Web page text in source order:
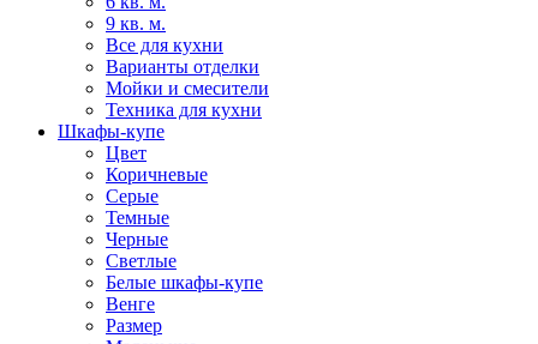
9 кв. м.
Все для кухни
Варианты отделки
Мойки и смесители
Техника для кухни
Шкафы-купе
Цвет
Коричневые
Серые
Темные
Черные
Светлые
Белые шкафы-купе
Венге
Размер